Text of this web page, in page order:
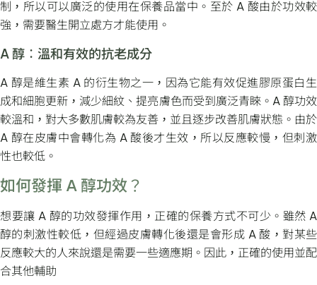
制，所以可以廣泛的使用在保養品當中。至於 A 酸由於功效較
強，需要醫生開立處方才能使用。
A 醇：溫和有效的抗老成分
A 醇是維生素 A 的衍生物之一，因為它能有效促進膠原蛋白生
成和細胞更新，減少細紋、提亮膚色而受到廣泛青睞。A 醇功效
較溫和，對大多數肌膚較為友善，並且逐步改善肌膚狀態。由於
A 醇在皮膚中會轉化為 A 酸後才生效，所以反應較慢，但刺激
性也較低。
如何發揮 A 醇功效？
想要讓 A 醇的功效發揮作用，正確的保養方式不可少。雖然 A
醇的刺激性較低，但經過皮膚轉化後還是會形成 A 酸，對某些
反應較大的人來說還是需要一些適應期。因此，正確的使用並配
合其他輔助